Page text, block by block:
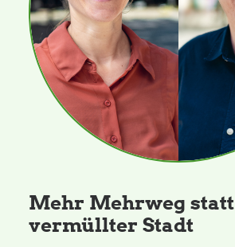
Mehr Mehrweg statt
vermüllter Stadt